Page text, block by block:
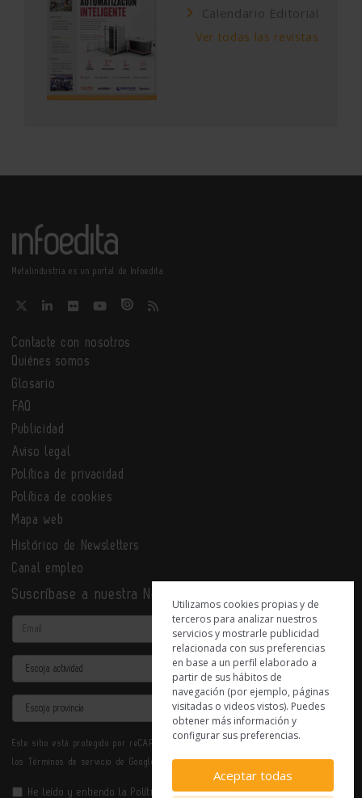
Calendario Editorial
Ver todas las revistas
Metalindustria es un portal de Infoedita
Contacte con nosotros
Quiénes somos
Glosario
FAQ
Publicidad
Aviso legal
Política de privacidad
Política de cookies
Mapa web
Histórico de Newsletters
Canal empleo
Suscríbase a nuestra Newsletter
Email
Actividad
Provincia
Este sitio está protegido por reCAPTCHA y se aplican la
los Términos de servicio de Google.
He leído y entiendo la Política de Privacidad
Utilizamos cookies propias y de
terceros para analizar nuestros
servicios y mostrarle publicidad
relacionada con sus preferencias
en base a un perfil elaborado a
partir de sus hábitos de
navegación (por ejemplo, páginas
visitadas o videos vistos). Puedes
obtener más información y
configurar sus preferencias.
Aceptar todas